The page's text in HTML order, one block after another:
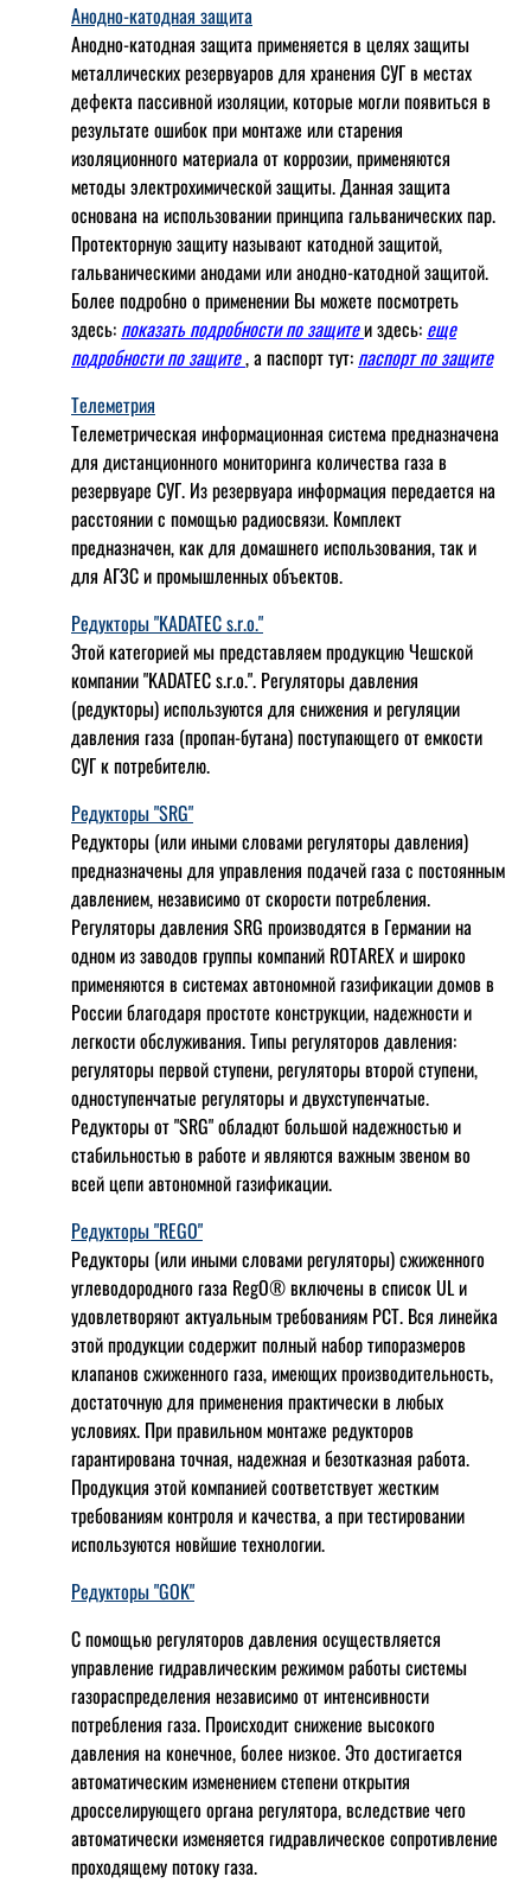
Анодно-катодная защита
Анодно-катодная защита применяется в целях защиты
металлических резервуаров для хранения СУГ в местах
дефекта пассивной изоляции, которые могли появиться в
результате ошибок при монтаже или старения
изоляционного материала от коррозии, применяются
методы электрохимической защиты. Данная защита
основана на использовании принципа гальванических пар.
Протекторную защиту называют катодной защитой,
гальваническими анодами или анодно-катодной защитой.
Более подробно о применении Вы можете посмотреть
здесь: показать подробности по защитеи здесь: еще
подробности по защите, а паспорт тут: паспорт по защите
Телеметрия
Телеметрическая информационная система предназначена
для дистанционного мониторинга количества газа в
резервуаре СУГ. Из резервуара информация передается на
расстоянии с помощью радиосвязи. Комплект
предназначен, как для домашнего использования, так и
для АГЗС и промышленных объектов.
Редукторы "KADATEC s.r.o."
Этой категорией мы представляем продукцию Чешской
компании "KADATEC s.r.o.". Регуляторы давления
(редукторы) используются для снижения и регуляции
давления газа (пропан-бутана) поступающего от емкости
СУГ к потребителю.
Редукторы "SRG"
Редукторы (или иными словами регуляторы давления)
предназначены для управления подачей газа с постоянным
давлением, независимо от скорости потребления.
Регуляторы давления SRG производятся в Германии на
одном из заводов группы компаний ROTAREX и широко
применяются в системах автономной газификации домов в
России благодаря простоте конструкции, надежности и
легкости обслуживания. Типы регуляторов давления:
регуляторы первой ступени, регуляторы второй ступени,
одноступенчатые регуляторы и двухступенчатые.
Редукторы от "SRG" обладют большой надежностью и
стабильностью в работе и являются важным звеном во
всей цепи автономной газификации.
Редукторы "REGO"
Редукторы (или иными словами регуляторы) сжиженного
углеводородного газа RegO® включены в список UL и
удовлетворяют актуальным требованиям РСТ. Вся линейка
этой продукции содержит полный набор типоразмеров
клапанов сжиженного газа, имеющих производительность,
достаточную для применения практически в любых
условиях. При правильном монтаже редукторов
гарантирована точная, надежная и безотказная работа.
Продукция этой компанией соответствует жестким
требованиям контроля и качества, а при тестировании
используются новйшие технологии.
Редукторы "GOK"
С помощью регуляторов давления осуществляется
управление гидравлическим режимом работы системы
газораспределения независимо от интенсивности
потребления газа. Происходит снижение высокого
давления на конечное, более низкое. Это достигается
автоматическим изменением степени открытия
дросселирующего органа регулятора, вследствие чего
автоматически изменяется гидравлическое сопротивление
проходящему потоку газа.